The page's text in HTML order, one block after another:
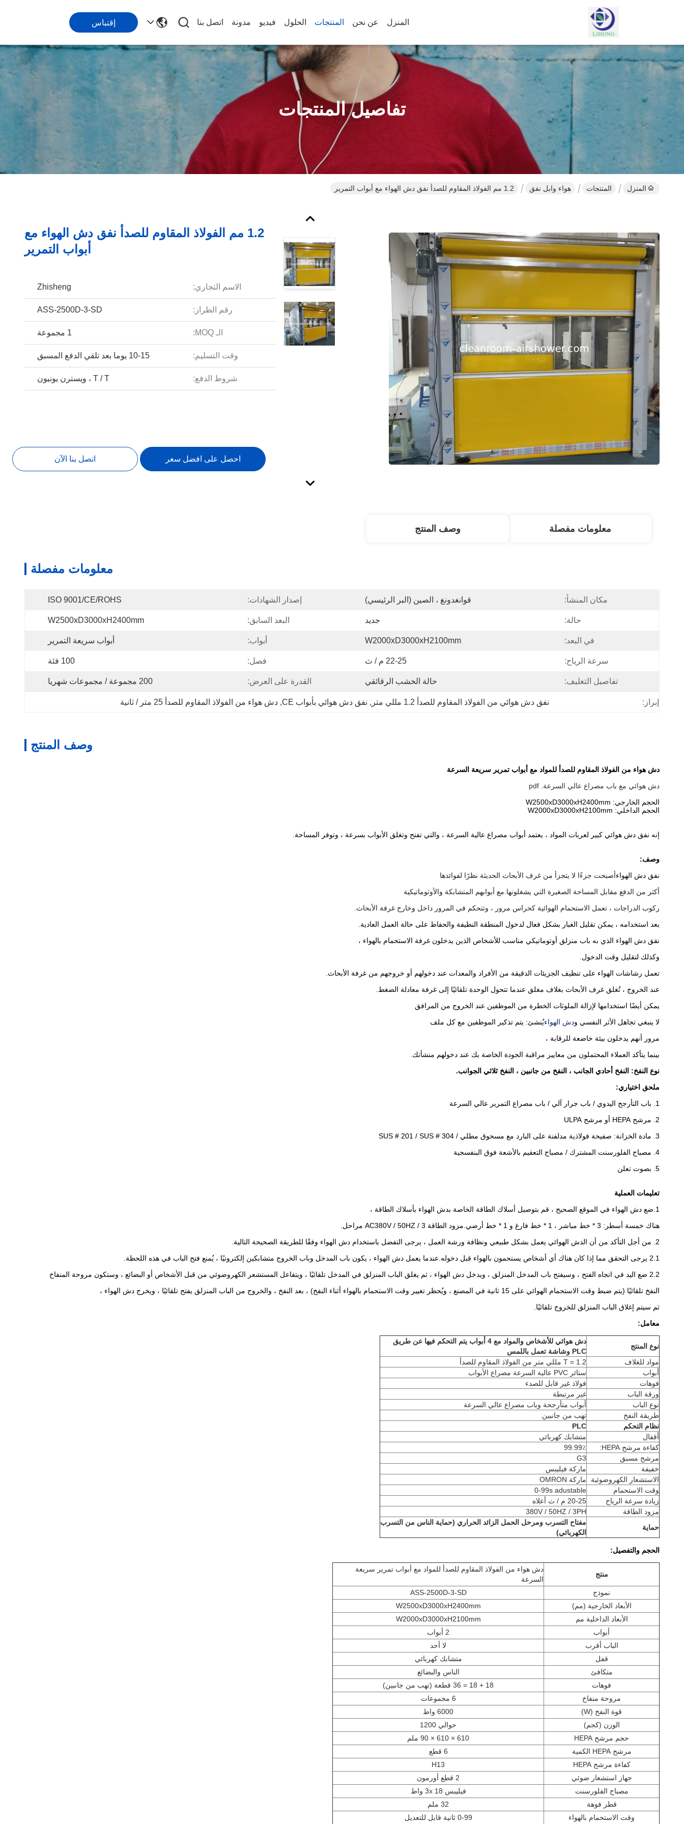
المنزل عن نحن المنتجات الحلول فيديو مدونة اتصل بنا إقتباس
تفاصيل المنتجات
المنزل المنتجات هواء وابل نفق 1.2 مم الفولاذ المقاوم للصدأ نفق دش الهواء مع أبواب التمرير
1.2 مم الفولاذ المقاوم للصدأ نفق دش الهواء مع
أبواب التمرير
الاسم التجاري: Zhisheng
رقم الطراز: ASS-2500D-3-SD
الـ MOQ: 1 مجموعة
وقت التسليم: 10-15 يوما بعد تلقي الدفع المسبق
شروط الدفع: T / T ، ويسترن يونيون
احصل على افضل سعر اتصل بنا الآن
معلومات مفصلة وصف المنتج
معلومات مفصلة
مكان المنشأ: قوانغدونغ ، الصين (البر الرئيسي) إصدار الشهادات: ISO 9001/CE/ROHS
حالة: جديد البعد السابق: W2500xD3000xH2400mm
في البعد: W2000xD3000xH2100mm أبواب: أبواب سريعة التمرير
سرعة الرياح: 22-25 م / ث فصل: 100 فئة
تفاصيل التغليف: حالة الخشب الرقائقي القدرة على العرض: 200 مجموعة / مجموعات شهريا
إبراز: نفق دش هوائي من الفولاذ المقاوم للصدأ 1.2 مللي متر , نفق دش هوائي بأبواب CE , دش هواء من الفولاذ المقاوم للصدأ 25 متر / ثانية
وصف المنتج
دش هواء من الفولاذ المقاوم للصدأ للمواد مع أبواب تمرير سريعة السرعة
دش هوائي مع باب مصراع عالي السرعة. pdf
الحجم الخارجي: W2500xD3000xH2400mm
الحجم الداخلي: W2000xD3000xH2100mm
إنه نفق دش هوائي كبير لعربات المواد ، يعتمد أبواب مصراع عالية السرعة ، والتي تفتح وتغلق الأبواب بسرعة ، وتوفر المساحة.
وصف:
نفق دش الهواءأصبحت جزءًا لا يتجزأ من غرف الأبحاث الحديثة نظرًا لفوائدها
أكثر من الدفع مقابل المساحة الصغيرة التي يشغلونها.مع أبوابهم المتشابكة والأوتوماتيكية
ركوب الدراجات ، تعمل الاستحمام الهوائية كحراس مرور ، وتتحكم في المرور داخل وخارج غرفة الأبحاث.
بعد استخدامه ، يمكن تقليل الغبار بشكل فعال لدخول المنطقة النظيفة والحفاظ على حالة العمل العادية.
نفق دش الهواء الذي به باب منزلق أوتوماتيكي مناسب للأشخاص الذين يدخلون غرفة الاستحمام بالهواء ،
وكذلك لتقليل وقت الدخول.
تعمل رشاشات الهواء على تنظيف الجزيئات الدقيقة من الأفراد والمعدات عند دخولهم أو خروجهم من غرفة الأبحاث.
عند الخروج ، تُغلق غرف الأبحاث بغلاف مغلق عندما تتحول الوحدة تلقائيًا إلى غرفة معادلة الضغط.
يمكن أيضًا استخدامها لإزالة الملوثات الخطرة من الموظفين عند الخروج من المرافق
لا ينبغي تجاهل الأثر النفسي ودش الهواءيُنشئ: يتم تذكير الموظفين مع كل ملف
مرور أنهم يدخلون بيئة خاضعة للرقابة ،
بينما يتأكد العملاء المحتملون من معايير مراقبة الجودة الخاصة بك عند دخولهم منشأتك.
نوع النفخ: النفخ أحادي الجانب ، النفخ من جانبين ، النفخ ثلاثي الجوانب.
ملحق اختياري:
1. باب التأرجح اليدوي / باب جرار آلي / باب مصراع التمرير عالي السرعة
2. مرشح HEPA أو مرشح ULPA
3. مادة الخزانة: صفيحة فولاذية مدلفنة على البارد مع مسحوق مطلي / SUS # 201 / SUS # 304
4. مصباح الفلورسنت المشترك / مصباح التعقيم بالأشعة فوق البنفسجية
5. بصوت تعلن
تعليمات العملية
1.ضع دش الهواء في الموقع الصحيح ، قم بتوصيل أسلاك الطاقة الخاصة بدش الهواء بأسلاك الطاقة ،
هناك خمسة أسطر: 3 * خط مباشر ، 1 * خط فارغ و 1 * خط أرضي.مزود الطاقة AC380V / 50HZ / 3 مراحل.
2. من أجل التأكد من أن الدش الهوائي يعمل بشكل طبيعي ونظافة ورشة العمل ، يرجى التفضل باستخدام دش الهواء وفقًا للطريقة الصحيحة التالية.
2.1 يرجى التحقق مما إذا كان هناك أي أشخاص يستحمون بالهواء قبل دخوله.عندما يعمل دش الهواء ، يكون باب المدخل وباب الخروج متشابكين إلكترونيًا ، يُمنع فتح الباب في هذه اللحظة.
2.2 ضع اليد في اتجاه الفتح ، وسيفتح باب المدخل المنزلق ، ويدخل دش الهواء ، ثم يغلق الباب المنزلق في المدخل تلقائيًا ، ويتفاعل المستشعر الكهروضوئي من قبل الأشخاص أو البضائع ، وستكون مروحة المنفاخ
النفخ تلقائيًا (يتم ضبط وقت الاستحمام الهوائي على 15 ثانية في المصنع ، ويُحظر تغيير وقت الاستحمام بالهواء أثناء النفخ) ، بعد النفخ ، والخروج من الباب المنزلق يفتح تلقائيًا ، ويخرج دش الهواء ،
ثم سيتم إغلاق الباب المنزلق للخروج تلقائيًا.
معامل:
نوع المنتج
دش هوائي للأشخاص والمواد مع 4 أبواب يتم التحكم فيها عن طريق
PLC وشاشة تعمل باللمس
مواد للغلاف
T = 1.2 مللي متر من الفولاذ المقاوم للصدأ
أبواب
ستائر PVC عالية السرعة مصراع الأبواب
فوهات
فولاذ غير قابل للصدء
ورقة الباب
غير مرتبطة
نوع الباب
أبواب متأرجحة وباب مصراع عالي السرعة
طريقة النفخ
تهب من جانبين
نظام التحكم
PLC
أقفال
متشابك كهربائي
كفاءة مرشح HEPA:
99.99٪
مرشح مسبق
G3
خفيفة
ماركة فيليبس
الاستشعار الكهروضوئية
ماركة OMRON
وقت الاستحمام
0-99s adustable
زيادة سرعة الرياح
20-25 م / ث أعلاه
مزود الطاقة
380V / 50HZ / 3PH
حماية
مفتاح التسرب ومرحل الحمل الزائد الحراري (حماية الناس من التسرب
الكهربائي)
الحجم والتفصيل:
منتج
دش هواء من الفولاذ المقاوم للصدأ للمواد مع أبواب تمرير سريعة
السرعة
نموذج
ASS-2500D-3-SD
الأبعاد الخارجية (مم)
W2500xD3000xH2400mm
الأبعاد الداخلية مم
W2000xD3000xH2100mm
أبواب
2 أبواب
الباب أقرب
لا أحد
قفل
متشابك كهربائي
متكافئ
الناس والبضائع
فوهات
18 + 18 = 36 قطعة (تهب من جانبين)
مروحة منفاخ
6 مجموعات
قوة النفخ (W)
6000 واط
الوزن (كجم)
حوالي 1200
حجم مرشح HEPA
610 × 610 × 90 ملم
مرشح HEPA الكمية
6 قطع
كفاءة مرشح HEPA
H13
جهاز استشعار ضوئي
2 قطع أورمون
مصباح الفلورسنت
فيليبس 3x 18 واط
قطر فوهة
32 ملم
وقت الاستحمام بالهواء
0-99 ثانية قابل للتعديل